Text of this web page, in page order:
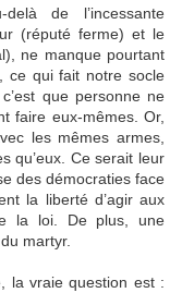
de l’incessante
(réputé ferme) et le
ne manque pourtant
ce qui fait notre socle
que personne ne
faire eux-mêmes. Or,
les mêmes armes,
qu’eux. Ce serait leur
des démocraties face
la liberté d’agir aux
la loi. De plus, une
martyr.
la vraie question est :